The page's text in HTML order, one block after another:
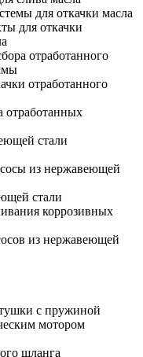
для откачки масла
для откачки
отработанного
отработанного
отработанных
стали
из нержавеющей
стали
коррозивных
из нержавеющей
с пружиной
мотором
шланга